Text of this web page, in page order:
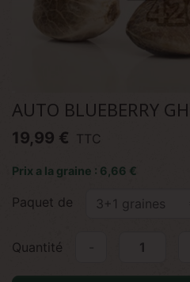
AUTO BLUEBERRY
19,99 € TTC
Prix a la graine : 6,66 €
Paquet de
Quantité